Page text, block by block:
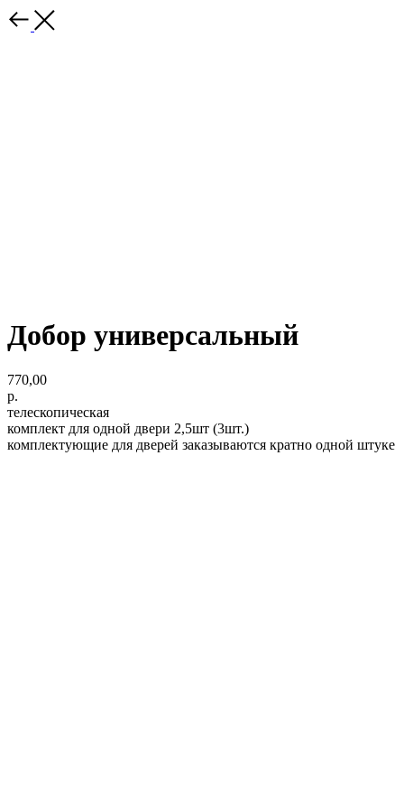
Добор универсальный
770,00
р.
телескопическая
комплект для одной двери 2,5шт (3шт.)
комплектующие для дверей заказываются кратно одной штуке